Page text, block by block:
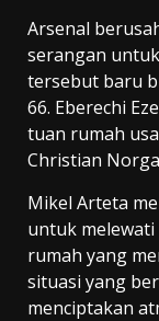
Arsenal
serangan
tersebut baru
66. Eberechi
tuan rumah
Christian
Mikel Arteta
untuk melewati
rumah yang
situasi yang
menciptakan